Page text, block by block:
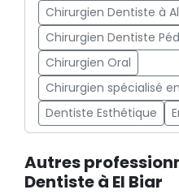
Chirurgien Dentiste à
Chirurgien Dentiste
Chirurgien Oral
Chirurgien spécialisé
Dentiste Esthétique
Autres
Dentiste à El Biar